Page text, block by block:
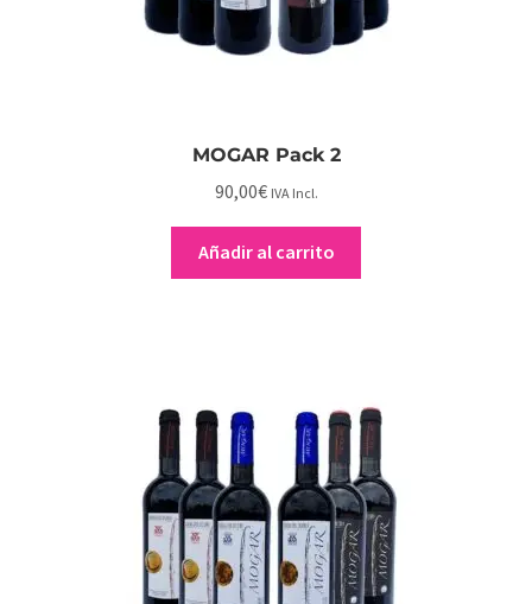
MOGAR Pack 2
90,00€ IVA Incl.
Añadir al carrito